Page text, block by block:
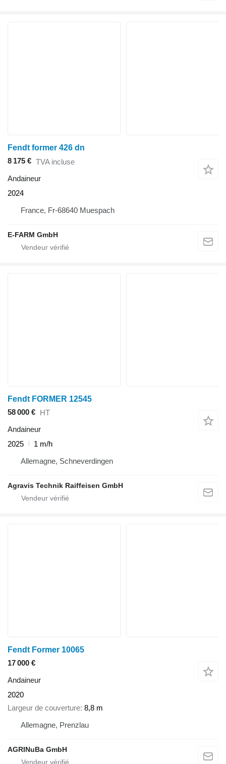
Fendt former 426 dn
8 175 € TVA incluse
Andaineur
2024
France, Fr-68640 Muespach
E-FARM GmbH
Fendt FORMER 12545
58 000 € HT
Andaineur
2025
1 m/h
Allemagne, Schneverdingen
Agravis Technik Raiffeisen GmbH
Fendt Former 10065
17 000 €
Andaineur
2020
Largeur de couverture 8,8 m
Allemagne, Prenzlau
AGRINuBa GmbH